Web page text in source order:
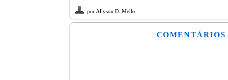
por Allyson D. Mello
COMENTÁRIOS